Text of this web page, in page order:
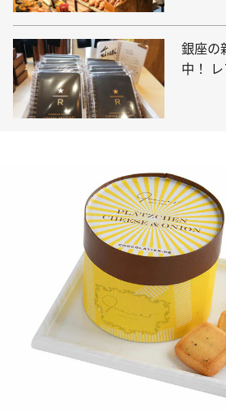
銀座の
中！